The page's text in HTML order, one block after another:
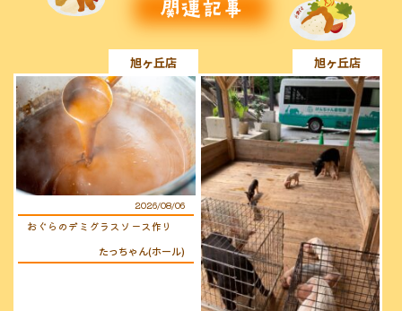
旭ヶ丘店
2026/08/06
おぐらのデミグラスソース作り
たっちゃん(ホール)
旭ヶ丘店